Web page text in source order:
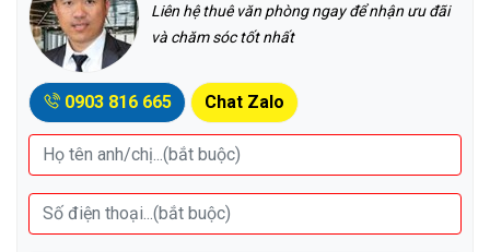
Liên hệ thuê văn phòng ngay để nhận ưu đãi
và chăm sóc tốt nhất
0903 816 665 Chat Zalo